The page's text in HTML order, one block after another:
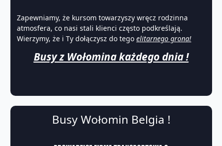
Zapewniamy, że kursom towarzyszy wręcz rodzinna
atmosfera, co nasi stali klienci często podkreślają.
Wierzymy, że i Ty dołączysz do tego elitarnego grona!
Busy z Wołomina każdego dnia !
Busy Wołomin Belgia !